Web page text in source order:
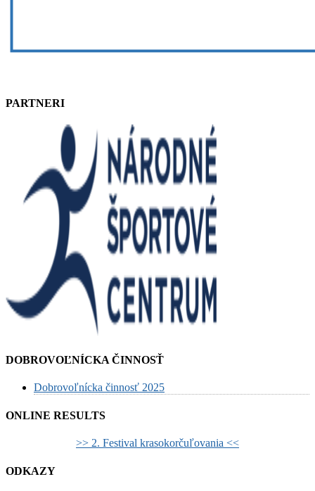
PARTNERI
DOBROVOĽNÍCKA ČINNOSŤ
Dobrovoľnícka činnosť 2025
ONLINE RESULTS
>> 2. Festival krasokorčuľovania <<
ODKAZY